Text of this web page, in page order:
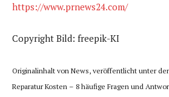
https://www.prnews24.com/
Copyright Bild: freepik-KI
Originalinhalt von News, veröffentlicht unter
Reparatur Kosten – 8 häufige Fragen und